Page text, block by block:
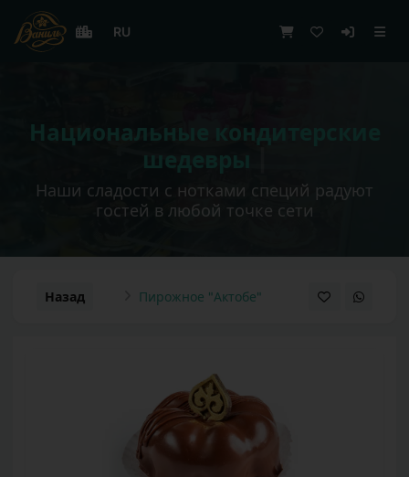
RU
Вкусная выпечка с пряным акцентом есть во
всех торговых точках